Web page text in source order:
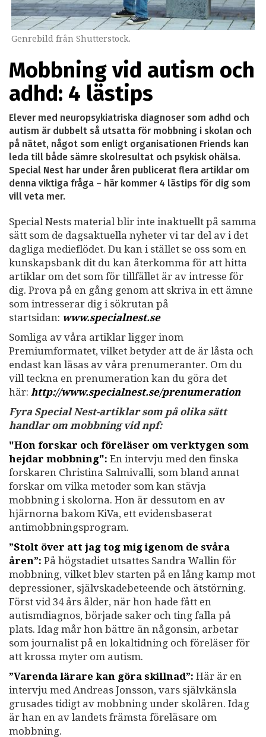
Genrebild från Shutterstock.
Mobbning vid autism och
adhd: 4 lästips
Elever med neuropsykiatriska diagnoser som adhd och
autism är dubbelt så utsatta för mobbning i skolan och
på nätet, något som enligt organisationen Friends kan
leda till både sämre skolresultat och psykisk ohälsa.
Special Nest har under åren publicerat flera artiklar om
denna viktiga fråga – här kommer 4 lästips för dig som
vill veta mer.
Special Nests material blir inte inaktuellt på samma
sätt som de dagsaktuella nyheter vi tar del av i det
dagliga medieflödet. Du kan i stället se oss som en
kunskapsbank dit du kan återkomma för att hitta
artiklar om det som för tillfället är av intresse för
dig. Prova på en gång genom att skriva in ett ämne
som intresserar dig i sökrutan på
startsidan: www.specialnest.se
Somliga av våra artiklar ligger inom
Premiumformatet, vilket betyder att de är låsta och
endast kan läsas av våra prenumeranter. Om du
vill teckna en prenumeration kan du göra det
här: http://www.specialnest.se/prenumeration
Fyra Special Nest-artiklar som på olika sätt
handlar om mobbning vid npf:
"Hon forskar och föreläser om verktygen som
hejdar mobbning": En intervju med den finska
forskaren Christina Salmivalli, som bland annat
forskar om vilka metoder som kan stävja
mobbning i skolorna. Hon är dessutom en av
hjärnorna bakom KiVa, ett evidensbaserat
antimobbningsprogram.
”Stolt över att jag tog mig igenom de svåra
åren”: På högstadiet utsattes Sandra Wallin för
mobbning, vilket blev starten på en lång kamp mot
depressioner, självskadebeteende och ätstörning.
Först vid 34 års ålder, när hon hade fått en
autismdiagnos, började saker och ting falla på
plats. Idag mår hon bättre än någonsin, arbetar
som journalist på en lokaltidning och föreläser för
att krossa myter om autism.
”Varenda lärare kan göra skillnad”: Här är en
intervju med Andreas Jonsson, vars självkänsla
grusades tidigt av mobbning under skolåren. Idag
är han en av landets främsta föreläsare om
mobbning.